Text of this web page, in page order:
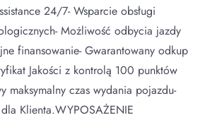
24/7- Wsparcie obsługi
Możliwość odbycia jazdy
finansowanie- Gwarantowany odkup
Jakości z kontrolą 100 punktów
maksymalny czas wydania pojazdu-
Klienta.WYPOSAŻENIE